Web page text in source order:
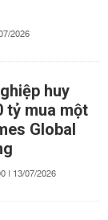
2026
huy
tỷ mua một
Global
| 13/07/2026